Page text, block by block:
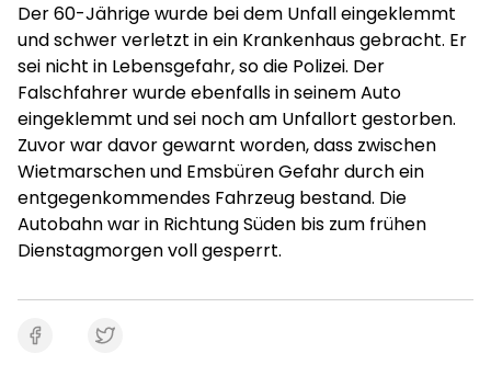
Der 60-Jährige wurde bei dem Unfall eingeklemmt
und schwer verletzt in ein Krankenhaus gebracht. Er
sei nicht in Lebensgefahr, so die Polizei. Der
Falschfahrer wurde ebenfalls in seinem Auto
eingeklemmt und sei noch am Unfallort gestorben.
Zuvor war davor gewarnt worden, dass zwischen
Wietmarschen und Emsbüren Gefahr durch ein
entgegenkommendes Fahrzeug bestand. Die
Autobahn war in Richtung Süden bis zum frühen
Dienstagmorgen voll gesperrt.